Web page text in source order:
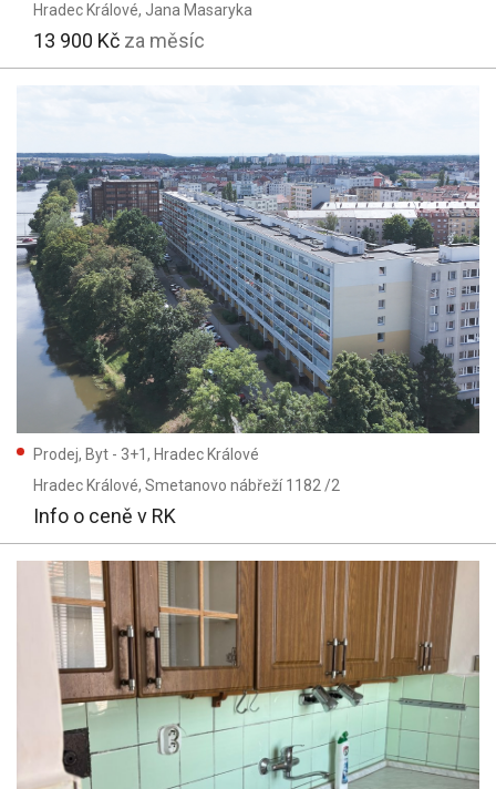
Hradec Králové, Jana Masaryka
13 900 Kč za měsíc
Prodej, Byt - 3+1, Hradec Králové
Hradec Králové, Smetanovo nábřeží 1182 /2
Info o ceně v RK